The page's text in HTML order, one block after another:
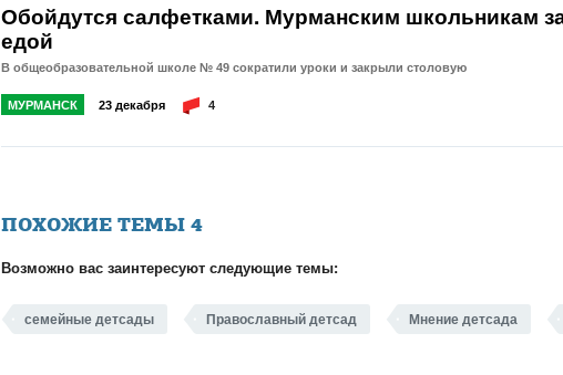
Обойдутся салфетками. Мурманским школьникам
едой
В общеобразовательной школе № 49 сократили уроки и закрыли столовую
МУРМАНСК 23 декабря 4
ПОХОЖИЕ ТЕМЫ 4
Возможно вас заинтересуют следующие темы:
семейные детсады Православный детсад Мнение детсада